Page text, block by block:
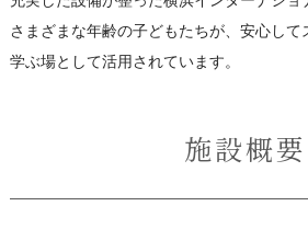
さまざまな年齢の子どもたちが、安心して
学ぶ場として活用されています。
施設概要